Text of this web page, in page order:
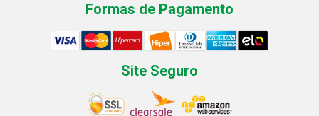
Formas de Pagamento
Site Seguro